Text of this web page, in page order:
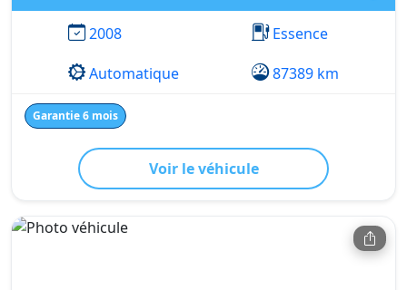
2008
Essence
Automatique
87389 km
Garantie 6 mois
Voir le véhicule